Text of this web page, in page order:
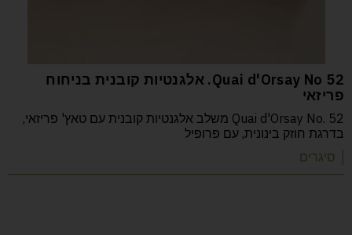
52 Quai d'Orsay No. אלגנטיות קובנית בניחוח
פריזאי
Quai d'Orsay No. 52 משלב אלגנטיות קובנית עם טאץ' פריזאי,
בדרגת חוזק בינונית, עם פרופיל
| סיגרים